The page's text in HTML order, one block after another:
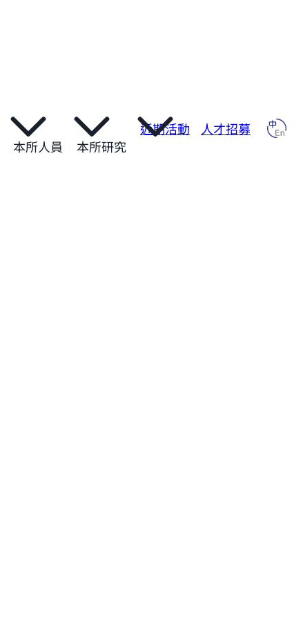
本所人員 本所研究
近期活動 人才招募